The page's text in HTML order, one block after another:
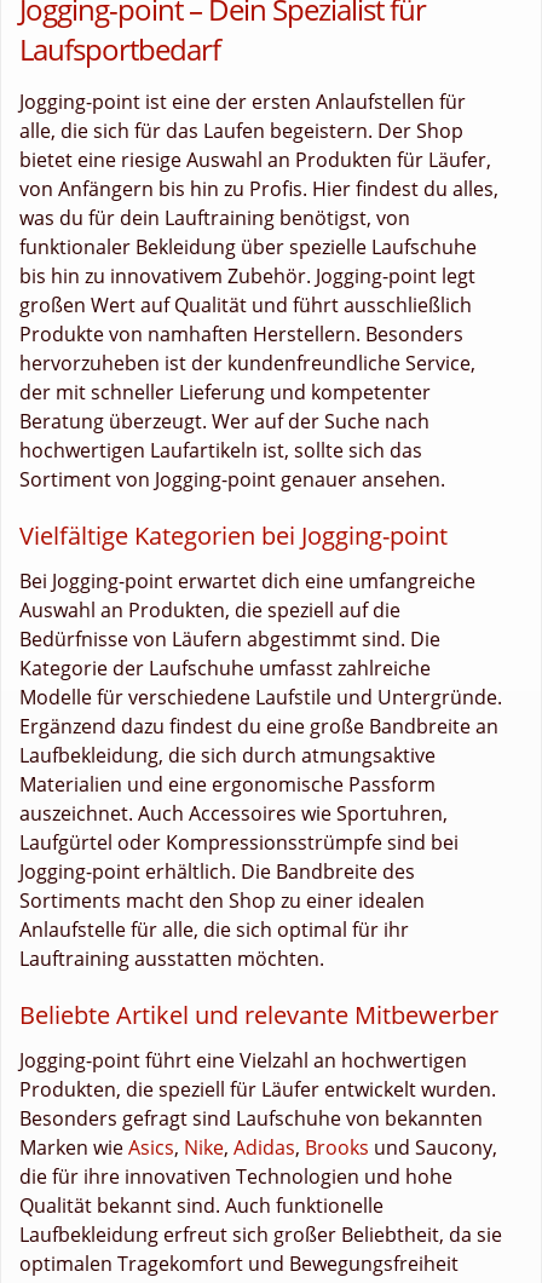
Jogging-point – Dein Spezialist für
Laufsportbedarf
Jogging-point ist eine der ersten Anlaufstellen für
alle, die sich für das Laufen begeistern. Der Shop
bietet eine riesige Auswahl an Produkten für Läufer,
von Anfängern bis hin zu Profis. Hier findest du alles,
was du für dein Lauftraining benötigst, von
funktionaler Bekleidung über spezielle Laufschuhe
bis hin zu innovativem Zubehör. Jogging-point legt
großen Wert auf Qualität und führt ausschließlich
Produkte von namhaften Herstellern. Besonders
hervorzuheben ist der kundenfreundliche Service,
der mit schneller Lieferung und kompetenter
Beratung überzeugt. Wer auf der Suche nach
hochwertigen Laufartikeln ist, sollte sich das
Sortiment von Jogging-point genauer ansehen.
Vielfältige Kategorien bei Jogging-point
Bei Jogging-point erwartet dich eine umfangreiche
Auswahl an Produkten, die speziell auf die
Bedürfnisse von Läufern abgestimmt sind. Die
Kategorie der Laufschuhe umfasst zahlreiche
Modelle für verschiedene Laufstile und Untergründe.
Ergänzend dazu findest du eine große Bandbreite an
Laufbekleidung, die sich durch atmungsaktive
Materialien und eine ergonomische Passform
auszeichnet. Auch Accessoires wie Sportuhren,
Laufgürtel oder Kompressionsstrümpfe sind bei
Jogging-point erhältlich. Die Bandbreite des
Sortiments macht den Shop zu einer idealen
Anlaufstelle für alle, die sich optimal für ihr
Lauftraining ausstatten möchten.
Beliebte Artikel und relevante Mitbewerber
Jogging-point führt eine Vielzahl an hochwertigen
Produkten, die speziell für Läufer entwickelt wurden.
Besonders gefragt sind Laufschuhe von bekannten
Marken wieAsics, Nike, Adidas, Brooks und Saucony,
die für ihre innovativen Technologien und hohe
Qualität bekannt sind. Auch funktionelle
Laufbekleidung erfreut sich großer Beliebtheit, da sie
optimalen Tragekomfort und Bewegungsfreiheit